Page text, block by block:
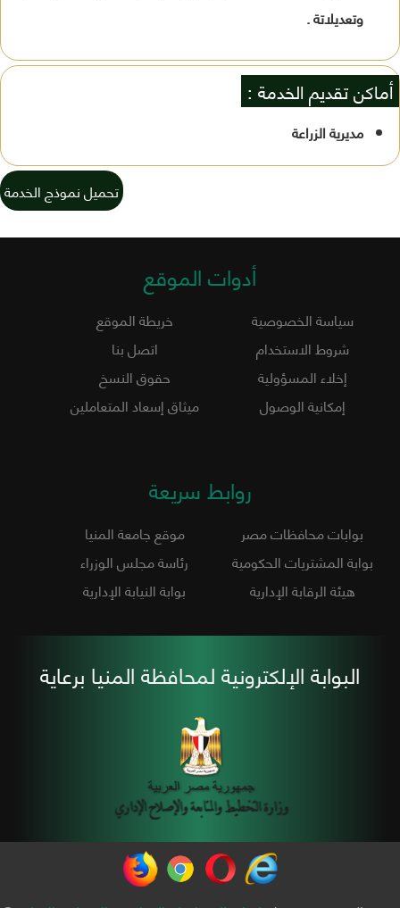
وتعديلاتة .
أماكن تقديم الخدمة :
مديرية الزراعة
تحميل نموذج الخدمة
أدوات الموقع
سياسة الخصوصية
خريطة الموقع
شروط الاستخدام
اتصل بنا
إخلاء المسؤولية
حقوق النسخ
إمكانية الوصول
ميثاق إسعاد المتعاملين
روابط سريعة
بوابات محافظات مصر
موقع جامعة المنيا
بوابة المشتريات الحكومية
رئاسة مجلس الوزراء
هيئة الرقابة الإدارية
بوابة النيابة الإدارية
البوابة الإلكترونية لمحافظة المنيا برعاية